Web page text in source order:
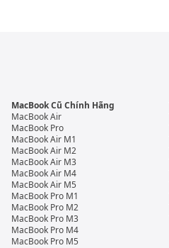
MacBook Cũ Chính Hãng
MacBook Air
MacBook Pro
MacBook Air M1
MacBook Air M2
MacBook Air M3
MacBook Air M4
MacBook Air M5
MacBook Pro M1
MacBook Pro M2
MacBook Pro M3
MacBook Pro M4
MacBook Pro M5